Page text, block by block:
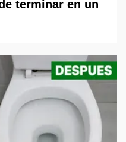
terminar en un